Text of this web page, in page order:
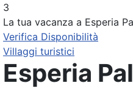
3
La tua vacanza a Esperia
Verifica Disponibilità
Villaggi turistici
Esperia